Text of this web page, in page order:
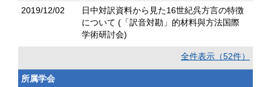
2019/12/02
日中対訳資料から見た16世紀呉方言の特徴
について (「訳音対勘」的材料與方法国際
学術研討会)
全件表示（52件）
所属学会